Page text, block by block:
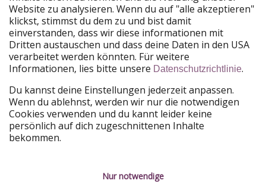
PiratinViaggio
HolidayPirates
VakantiePiraten
WakacyjniPiraci
VoyagesPirates
Ferienpiraten
Urlaubspiraten
ViajerosPiratas
TravelPirates
HolidayPirates Group
Lerne uns kennen
Über uns
Rechtliches
Website zu analysieren. Wenn du auf "alle akzeptieren"
klickst, stimmst du dem zu und bist damit
einverstanden, dass wir diese informationen mit
Dritten austauschen und dass deine Daten in den USA
verarbeitet werden könnten. Für weitere
Informationen, lies bitte unsere Datenschutzrichtlinie.
Du kannst deine Einstellungen jederzeit anpassen.
Wenn du ablehnst, werden wir nur die notwendigen
Cookies verwenden und du kannt leider keine
persönlich auf dich zugeschnittenen Inhalte
bekommen.
Nur notwendige